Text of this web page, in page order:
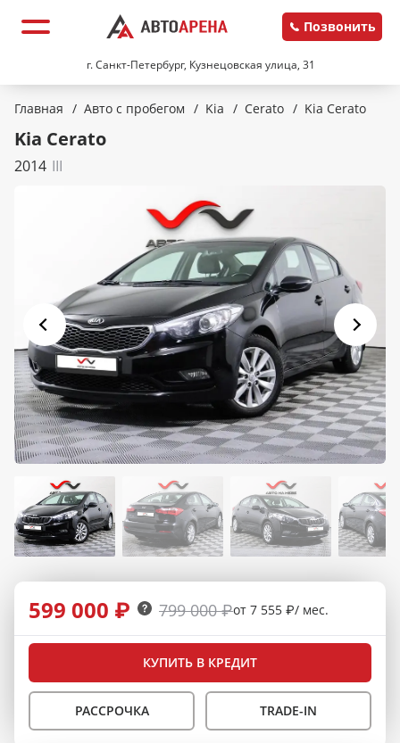
г. Санкт-Петербург, Кузнецовская улица, 31
Позвонить
Главная / Авто с пробегом / Kia / Cerato / Kia Cerato
Kia Cerato
2014 III
599 000 ₽ 799 000 ₽от 7 555 ₽/ мес.
КУПИТЬ В КРЕДИТ
РАССРОЧКА TRADE-IN